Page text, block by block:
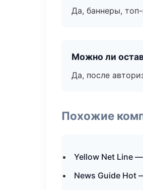
Да, баннеры,
Можно ли
Да, после
Похожие
Yellow Net Line
News Guide Hot